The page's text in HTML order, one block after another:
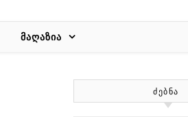
ᲛᲐᲦᲐᲖᲘᲐ
ᲫᲔᲑᲜᲐ